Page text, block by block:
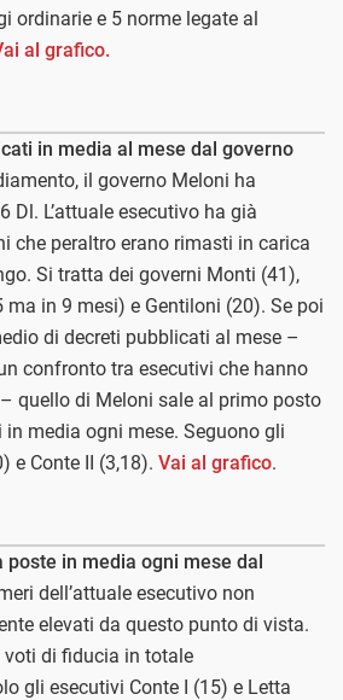
ordinarie e 5 norme legate al
al grafico.
in media al mese dal governo
il governo Meloni ha
Dl. L’attuale esecutivo ha già
che peraltro erano rimasti in carica
Si tratta dei governi Monti (41),
ma in 9 mesi) e Gentiloni (20). Se poi
di decreti pubblicati al mese –
confronto tra esecutivi che hanno
quello di Meloni sale al primo posto
media ogni mese. Seguono gli
e Conte II (3,18). Vai al grafico.
in media ogni mese dal
dell’attuale esecutivo non
elevati da questo punto di vista.
di fiducia in totale
gli esecutivi Conte I (15) e Letta